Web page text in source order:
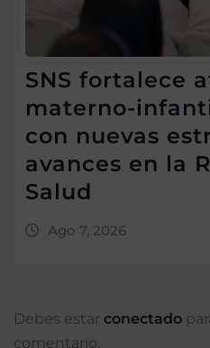
SNS fortalece
materno-
con nuevas
avances en la
Salud
Ago 7, 2026
Debes estar conectado
comentario.